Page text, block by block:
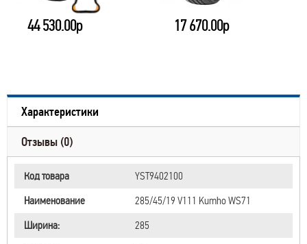
44 530.00р 17 670.00р
Характеристики
Отзывы (0)
Код товара
YST9402100
Наименование
285/45/19 V111 Kumho WS71
Ширина:
285